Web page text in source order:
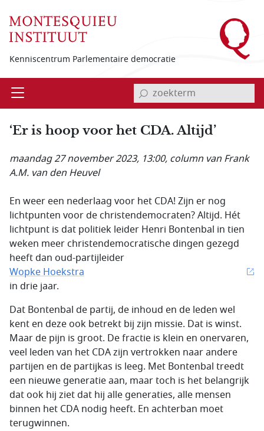
Kenniscentrum Parlementaire democratie
Open invoerveld zoekterm
‘Er is hoop voor het CDA. Altijd’
maandag 27 november 2023, 13:00, column van Frank
A.M. van den Heuvel
En weer een nederlaag voor het CDA! Zijn er nog
lichtpunten voor de christendemocraten? Altijd. Hét
lichtpunt is dat politiek leider Henri Bontenbal in tien
weken meer christendemocratische dingen gezegd
heeft dan oud-partijleider
Wopke Hoekstra
in drie jaar.
Dat Bontenbal de partij, de inhoud en de leden wel
kent en deze ook betrekt bij zijn missie. Dat is winst.
Maar de pijn is groot. De fractie is klein en onervaren,
veel leden van het CDA zijn vertrokken naar andere
partijen en de partijkas is leeg. Met Bontenbal treedt
een nieuwe generatie aan, maar toch is het belangrijk
dat ook hij ziet dat hij alle generaties, alle mensen
binnen het CDA nodig heeft. En achterban moet
terugwinnen.